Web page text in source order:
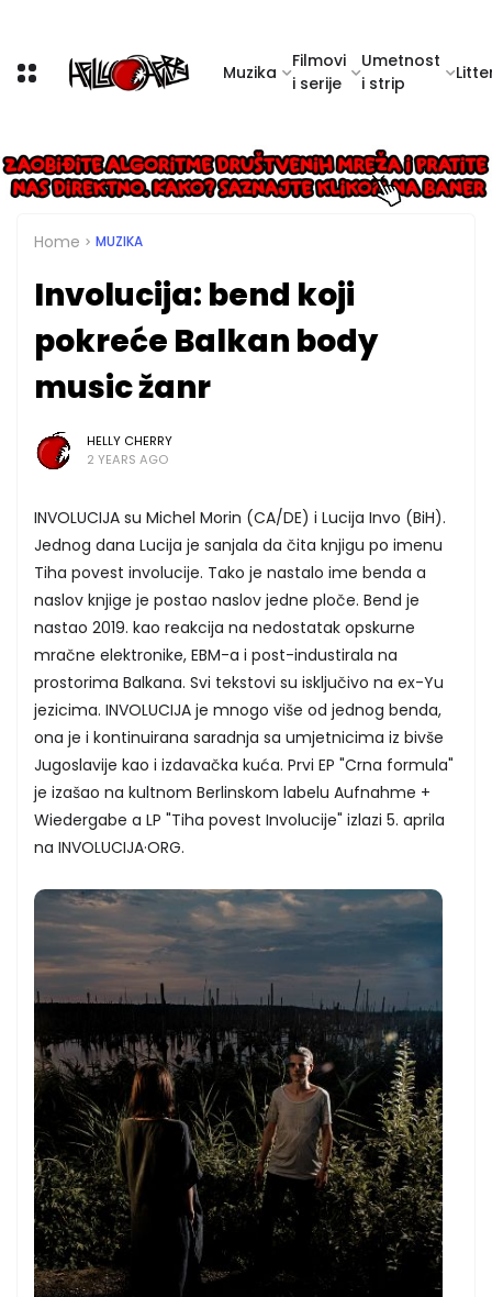
Muzika
Filmovi
i serije
Umetnost
i strip
Home MUZIKA
Involucija: bend koji
pokreće Balkan body
music žanr
HELLY CHERRY
2 YEARS AGO
INVOLUCIJA su Michel Morin (CA/DE) i Lucija Invo (BiH).
Jednog dana Lucija je sanjala da čita knjigu po imenu
Tiha povest involucije. Tako je nastalo ime benda a
naslov knjige je postao naslov jedne ploče. Bend je
nastao 2019. kao reakcija na nedostatak opskurne
mračne elektronike, EBM-a i post-industirala na
prostorima Balkana. Svi tekstovi su isključivo na ex-Yu
jezicima. INVOLUCIJA je mnogo više od jednog benda,
ona je i kontinuirana saradnja sa umjetnicima iz bivše
Jugoslavije kao i izdavačka kuća. Prvi EP "Crna formula"
je izašao na kultnom Berlinskom labelu Aufnahme +
Wiedergabe a LP "Tiha povest Involucije" izlazi 5. aprila
na INVOLUCIJA·ORG.